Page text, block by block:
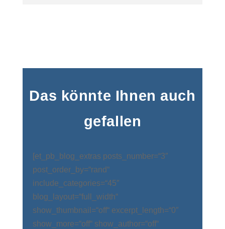
Das könnte Ihnen auch
gefallen
[et_pb_blog_extras posts_number=“3″
post_order_by=“rand“
include_categories=“45″
blog_layout=“full_width“
show_thumbnail=“off“ excerpt_length=“0″
show_more=“off“ show_author=“off“